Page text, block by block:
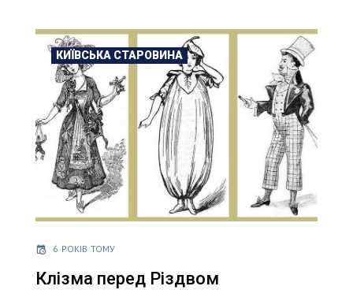
КИЇВСЬКА СТАРОВИНА
6 РОКІВ ТОМУ
Клізма перед Різдвом